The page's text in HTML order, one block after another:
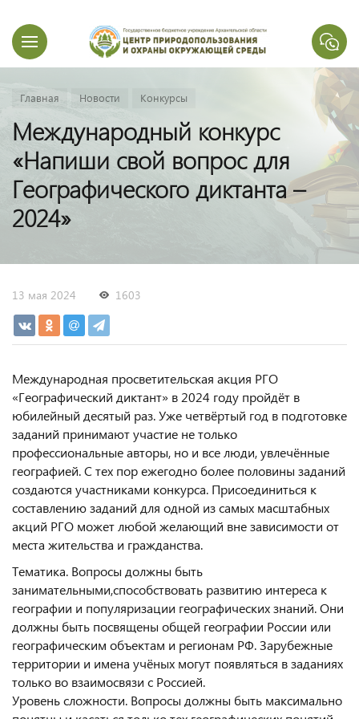
Главная Новости Конкурсы
Международный конкурс
«Напиши свой вопрос для
Географического диктанта –
2024»
13 мая 2024 1603
Международная просветительская акция РГО
«Географический диктант» в 2024 году пройдёт в
юбилейный десятый раз. Уже четвёртый год в подготовке
заданий принимают участие не только
профессиональные авторы, но и все люди, увлечённые
географией. С тех пор ежегодно более половины заданий
создаются участниками конкурса. Присоединиться к
составлению заданий для одной из самых масштабных
акций РГО может любой желающий вне зависимости от
места жительства и гражданства.
Тематика. Вопросы должны быть
занимательными,способствовать развитию интереса к
географии и популяризации географических знаний. Они
должны быть посвящены общей географии России или
географическим объектам и регионам РФ. Зарубежные
территории и имена учёных могут появляться в заданиях
только во взаимосвязи с Россией.
Уровень сложности. Вопросы должны быть максимально